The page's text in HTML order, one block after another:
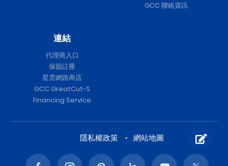
GCC 聯絡資訊
連結
代理商入口
保固註冊
星雲網路商店
GCC GreatCut-S
Financing Service
隱私權政策 網站地圖